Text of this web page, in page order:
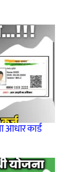
आधार कार्ड